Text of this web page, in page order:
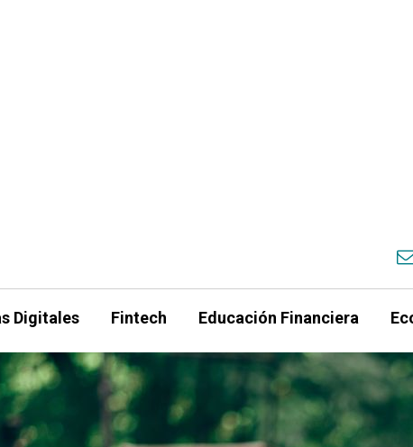
Digitales Fintech Educación Financiera